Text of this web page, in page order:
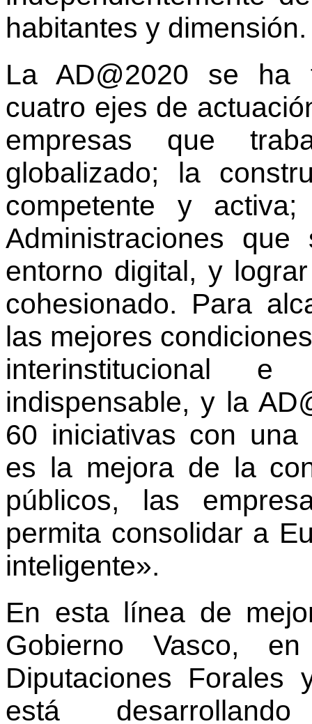
habitantes y dimensión.
La AD@2020 se ha
cuatro ejes de
empresas que
globalizado; la
competente y
Administraciones
entorno digital, y
cohesionado. Para
las mejores
interinstitucional e
indispensable, y la
60 iniciativas con una
es la mejora de la
públicos, las
permita consolidar a
inteligente».
En esta línea de
Gobierno Vasco,
Diputaciones Forales
está